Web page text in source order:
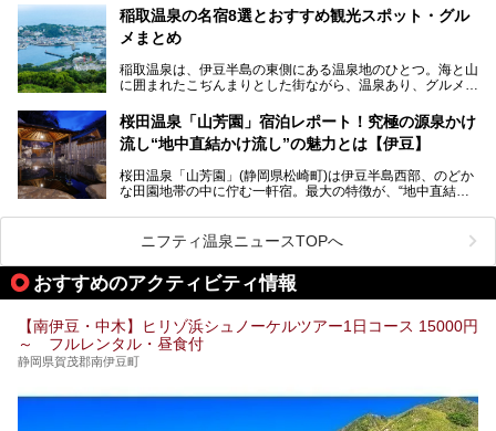
ャー施設など、現在リニューアルオープンしている施設を中
心に、家族連れでも大人だけでも、おひとりさまでも多彩な
楽しみ方ができる「プレジャーリゾート 伊豆赤沢温泉」を
───
この記事はプレジャーリゾート 伊豆赤沢温泉のPR記事で
す。
ちろん日帰りでも楽しめるのが魅力です。
この記事では、伊豆長岡温泉の歴史や魅力、おすすめの宿を
る温泉施設も紹介します！
稲取温泉の名宿8選とおすすめ観光スポット・グル
メまとめ
稲取温泉は、伊豆半島の東側にある温泉地のひとつ。海と山
に囲まれたこぢんまりとした街ながら、温泉あり、グルメあ
京からは約2時間30分、直通電車もありアクセスしやすいの
もうれしいところ。
入れる温泉施設、チェックしたい観光スポットやアクティビ
ティなどを一挙にまとめピックアップ。伊豆稲取温泉を訪れ
桜田温泉「山芳園」宿泊レポート！究極の源泉かけ
流し“地中直結かけ流し”の魅力とは【伊豆】
桜田温泉「山芳園」(静岡県松崎町)は伊豆半島西部、のどか
な田園地帯の中に佇む一軒宿。最大の特徴が、“地中直結か
地下に眠る源泉を加水・加温・消毒無し、さらには途中過程
で空気にも触れさせることなく浴槽まで提供。「究極の源泉
かけ流し」と言っても決して過言ではありません。
今回、桜田温泉「山芳園」の“温泉”を中心に、その魅力を詳
細レポート。また口コミの評判も非常に高い宿であり、客室
や食事も併せて徹底紹介します！
ニフティ温泉ニュースTOPへ
おすすめのアクティビティ情報
【南伊豆・中木】ヒリゾ浜シュノーケルツアー1日コース 15000円
～ フルレンタル・昼食付
静岡県賀茂郡南伊豆町